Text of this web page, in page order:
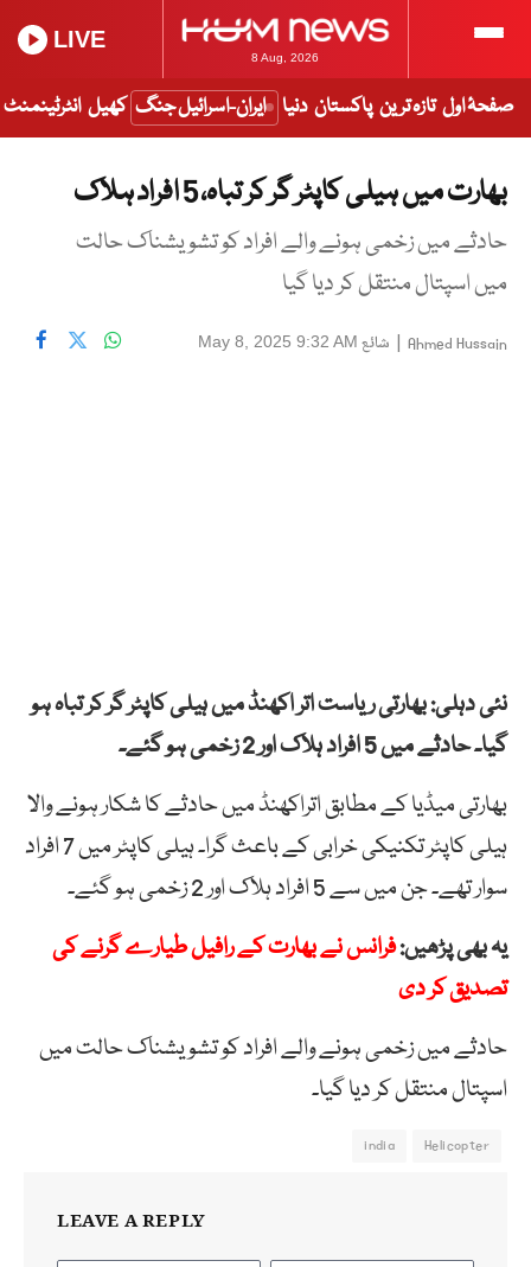
8 Aug, 2026
LIVE
صفحۂ اول تازہ ترین پاکستان دنیا ایران-اسرائیل جنگ کھیل انٹرٹینمنٹ
بھارت میں ہیلی کاپٹر گر کر تباہ، 5 افراد ہلاک
حادثے میں زخمی ہونے والے افراد کو تشویشناک حالت
میں اسپتال منتقل کر دیا گیا
Ahmed Hussain
| شائع May 8, 2025 9:32 AM
نئی دہلی: بھارتی ریاست اتر اکھنڈ میں ہیلی کاپٹر گر کر تباہ ہو
گیا۔ حادثے میں 5 افراد ہلاک اور 2 زخمی ہو گئے۔
بھارتی میڈیا کے مطابق اتراکھنڈ میں حادثے کا شکار ہونے والا
ہیلی کاپٹر تکنیکی خرابی کے باعث گرا۔ ہیلی کاپٹر میں 7 افراد
سوار تھے۔ جن میں سے 5 افراد ہلاک اور 2 زخمی ہو گئے۔
یہ بھی پڑھیں:فرانس نے بھارت کے رافیل طیارے گرنے کی
تصدیق کر دی
حادثے میں زخمی ہونے والے افراد کو تشویشناک حالت میں
اسپتال منتقل کر دیا گیا۔
Helicopter
india
LEAVE A REPLY